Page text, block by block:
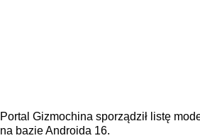
Portal Gizmochina sporządził listę
na bazie Androida 16.